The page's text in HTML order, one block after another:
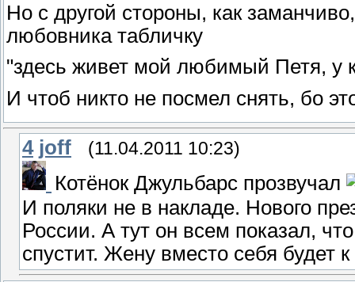
Но с другой стороны, как
любовника табличку
"здесь живет мой любимый Петя, у
И чтоб никто не посмел снять, бо
4 joff (11.04.2011 10:23)
Котёнок Джульбарс прозвучал
И поляки не в накладе. Нового
России. А тут он всем показал,
спустит. Жену вместо себя будет